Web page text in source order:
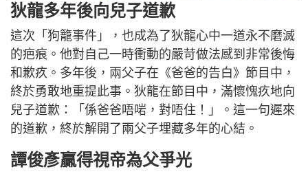
狄龍多年後向兒子道歉
這次「狗籠事件」，也成為了狄龍心中一道永不磨滅
的疤痕。他對自己一時衝動的嚴苛做法感到非常後悔
和歉疚。多年後，兩父子在《爸爸的告白》節目中，
終於勇敢地重提此事。狄龍在節目中，滿懷愧疚地向
兒子道歉：「係爸爸唔啱，對唔住！」。這一句遲來
的道歉，終於解開了兩父子埋藏多年的心結。
譚俊彥贏得視帝為父爭光